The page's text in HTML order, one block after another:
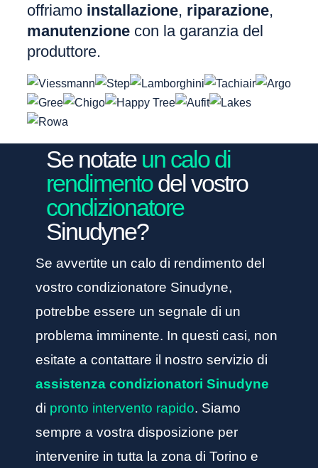
offriamo installazione, riparazione,
manutenzionecon la garanzia del
produttore.
Se notate un calo di
rendimentodel vostro
condizionatore
Sinudyne?
Se avvertite un calo di rendimento del
vostro condizionatore Sinudyne,
potrebbe essere un segnale di un
problema imminente. In questi casi, non
esitate a contattare il nostro servizio di
assistenza condizionatori Sinudyne
di pronto intervento rapido. Siamo
sempre a vostra disposizione per
intervenire in tutta la zona di Torino e